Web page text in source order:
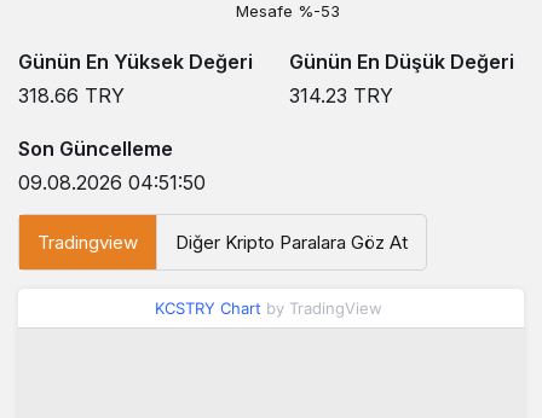
Mesafe %-53
Günün En Yüksek Değeri
318.66 TRY
Günün En Düşük Değeri
314.23 TRY
Son Güncelleme
09.08.2026 04:51:50
Tradingview Diğer Kripto Paralara Göz At
KCSTRY Chart by TradingView